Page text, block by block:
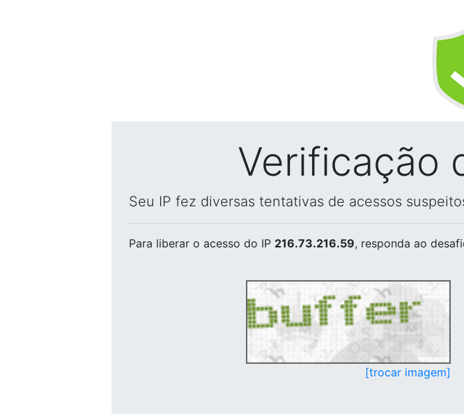
Verificação
Seu IP fez diversas tentativas de acessos
Para liberar o acesso do IP 216.73.216.59, responda ao
[trocar imagem]